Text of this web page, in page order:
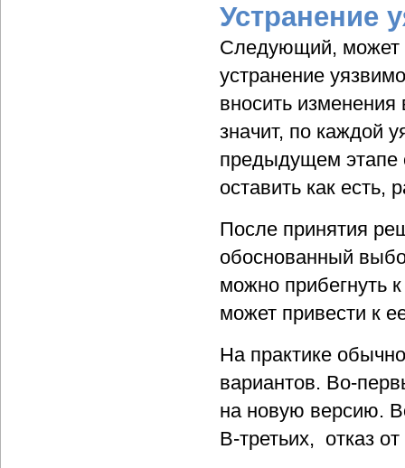
Устранение
Следующий, может
устранение
вносить
значит, по каждой
предыдущем этапе
оставить как есть,
После принятия
обоснованный
можно прибегнуть
может привести к
На практике
вариантов. Во-
на новую версию.
В-третьих, отказ